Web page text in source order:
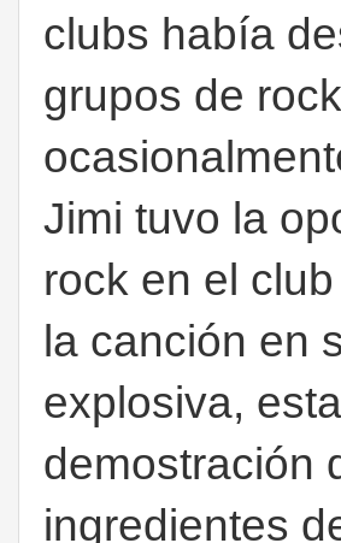
clubs había
grupos de
Jimi tuvo la
rock en el
la canción en
explosiva,
demostración
ingredientes